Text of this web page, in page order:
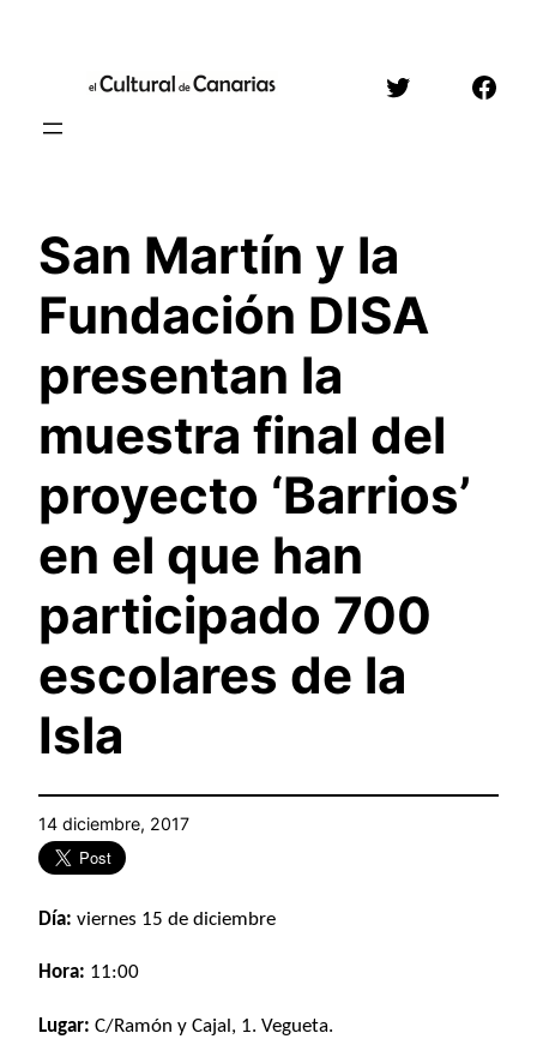
contenido
Twitter
San Martín y la
Fundación DISA
presentan la
muestra final del
proyecto ‘Barrios’
en el que han
participado 700
escolares de la
Isla
14 diciembre, 2017
Día: viernes 15 de diciembre
Hora: 11:00
Lugar: C/Ramón y Cajal, 1. Vegueta.